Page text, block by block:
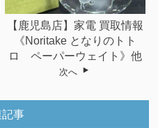
【鹿児島店】家電 買取情報
《Noritake となりのトト
ロ ペーパーウェイト》他
次へ
記事